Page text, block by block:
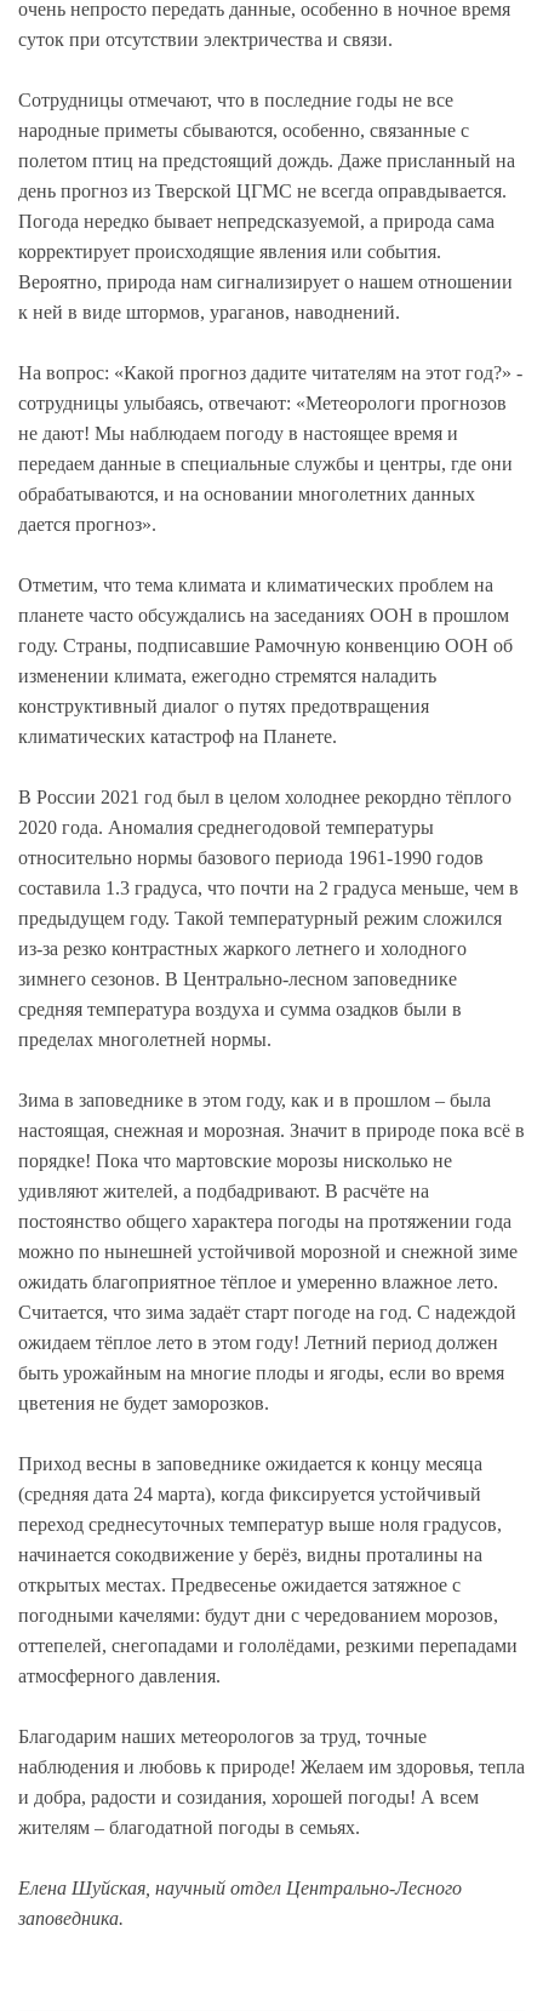
очень непросто передать данные, особенно в ночное время
суток при отсутствии электричества и связи.
Сотрудницы отмечают, что в последние годы не все
народные приметы сбываются, особенно, связанные с
полетом птиц на предстоящий дождь. Даже присланный на
день прогноз из Тверской ЦГМС не всегда оправдывается.
Погода нередко бывает непредсказуемой, а природа сама
корректирует происходящие явления или события.
Вероятно, природа нам сигнализирует о нашем отношении
к ней в виде штормов, ураганов, наводнений.
На вопрос: «Какой прогноз дадите читателям на этот год?» -
сотрудницы улыбаясь, отвечают: «Метеорологи прогнозов
не дают! Мы наблюдаем погоду в настоящее время и
передаем данные в специальные службы и центры, где они
обрабатываются, и на основании многолетних данных
дается прогноз».
Отметим, что тема климата и климатических проблем на
планете часто обсуждались на заседаниях ООН в прошлом
году. Страны, подписавшие Рамочную конвенцию ООН об
изменении климата, ежегодно стремятся наладить
конструктивный диалог о путях предотвращения
климатических катастроф на Планете.
В России 2021 год был в целом холоднее рекордно тёплого
2020 года. Аномалия среднегодовой температуры
относительно нормы базового периода 1961-1990 годов
составила 1.3 градуса, что почти на 2 градуса меньше, чем в
предыдущем году. Такой температурный режим сложился
из-за резко контрастных жаркого летнего и холодного
зимнего сезонов. В Центрально-лесном заповеднике
средняя температура воздуха и сумма озадков были в
пределах многолетней нормы.
Зима в заповеднике в этом году, как и в прошлом – была
настоящая, снежная и морозная. Значит в природе пока всё в
порядке! Пока что мартовские морозы нисколько не
удивляют жителей, а подбадривают. В расчёте на
постоянство общего характера погоды на протяжении года
можно по нынешней устойчивой морозной и снежной зиме
ожидать благоприятное тёплое и умеренно влажное лето.
Считается, что зима задаёт старт погоде на год. С надеждой
ожидаем тёплое лето в этом году! Летний период должен
быть урожайным на многие плоды и ягоды, если во время
цветения не будет заморозков.
Приход весны в заповеднике ожидается к концу месяца
(средняя дата 24 марта), когда фиксируется устойчивый
переход среднесуточных температур выше ноля градусов,
начинается сокодвижение у берёз, видны проталины на
открытых местах. Предвесенье ожидается затяжное с
погодными качелями: будут дни с чередованием морозов,
оттепелей, снегопадами и гололёдами, резкими перепадами
атмосферного давления.
Благодарим наших метеорологов за труд, точные
наблюдения и любовь к природе! Желаем им здоровья, тепла
и добра, радости и созидания, хорошей погоды! А всем
жителям – благодатной погоды в семьях.
Елена Шуйская, научный отдел Центрально-Лесного
заповедника.